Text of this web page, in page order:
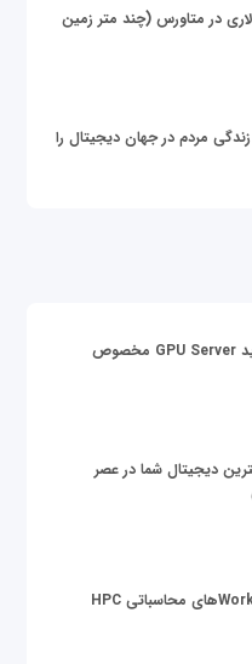
میلیون دلاری در متاورس (چند متر زمین
مردم در جهان دیجیتال را
قیمت سرور گرافیکی | خرید GPU Server مخصوص
دیجیتال شما در عصر